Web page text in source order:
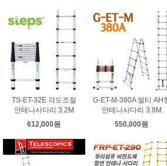
TS-ET-32E 각도조절
안테나사다리 3.2M
612,000원
G-ET-M-380A 멀티 AH
안테나사다리 3.8M
550,000원